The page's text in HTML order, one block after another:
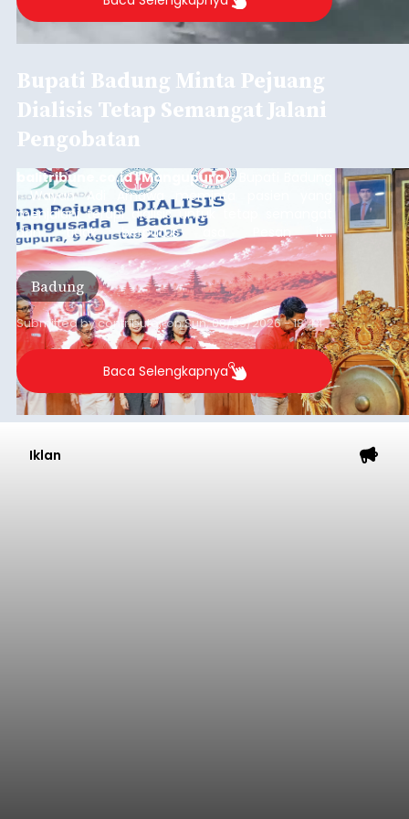
Bupati Badung Minta Pejuang
Dialisis Tetap Semangat Jalani
Pengobatan
balitribune.co.id | Mangupura- Bupati Badung
I Wayan Adi Arnawa meminta pasien yang
menjalani terapi dialisis untuk tetap semangat
dan tidak berputus asa. Pesan itu
disampaikannya saat menghadiri Sarasehan
Pejuang Dialisis yang digelar RSD Mangusada di
Ruang Kertha Gosana, Puspem Badung, Minggu
(9/8/2026).
Badung
Submitted bycontributoronSun, 08/09/2026 - 18:44
Baca Selengkapnya
Iklan